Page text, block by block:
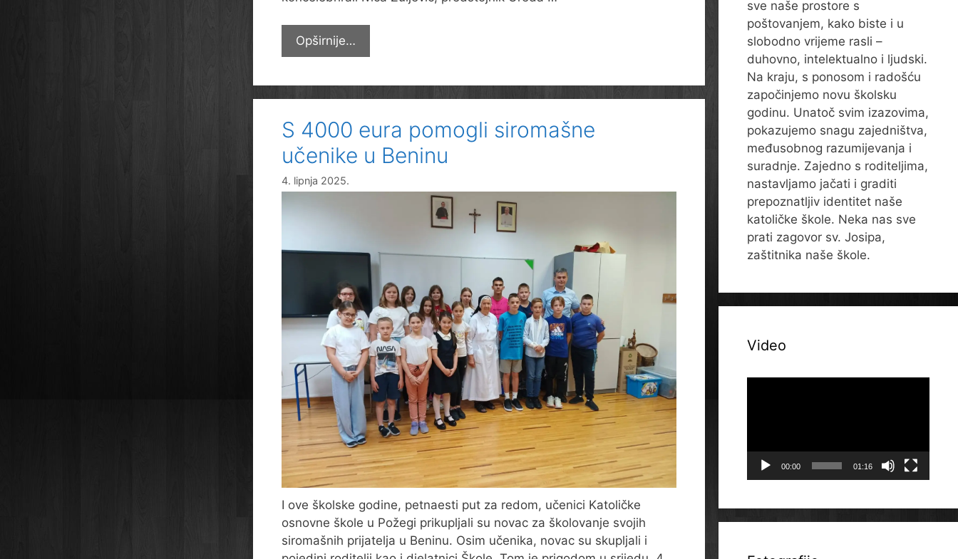
Opširnije…
zahvalnica
godine
S 4000 eura pomogli siromašne
učenike u Beninu
4. lipnja 2025.
I ove školske godine, petnaesti put za redom, učenici Katoličke
osnovne škole u Požegi prikupljali su novac za školovanje svojih
siromašnih prijatelja u Beninu. Osim učenika, novac su skupljali i
sve naše prostore s
poštovanjem, kako biste i u
slobodno vrijeme rasli –
duhovno, intelektualno i ljudski.
Na kraju, s ponosom i radošću
započinjemo novu školsku
godinu. Unatoč svim izazovima,
pokazujemo snagu zajedništva,
međusobnog razumijevanja i
suradnje. Zajedno s roditeljima,
nastavljamo jačati i graditi
prepoznatljiv identitet naše
katoličke škole. Neka nas sve
prati zagovor sv. Josipa,
zaštitnika naše škole.
Video
00:00 01:16